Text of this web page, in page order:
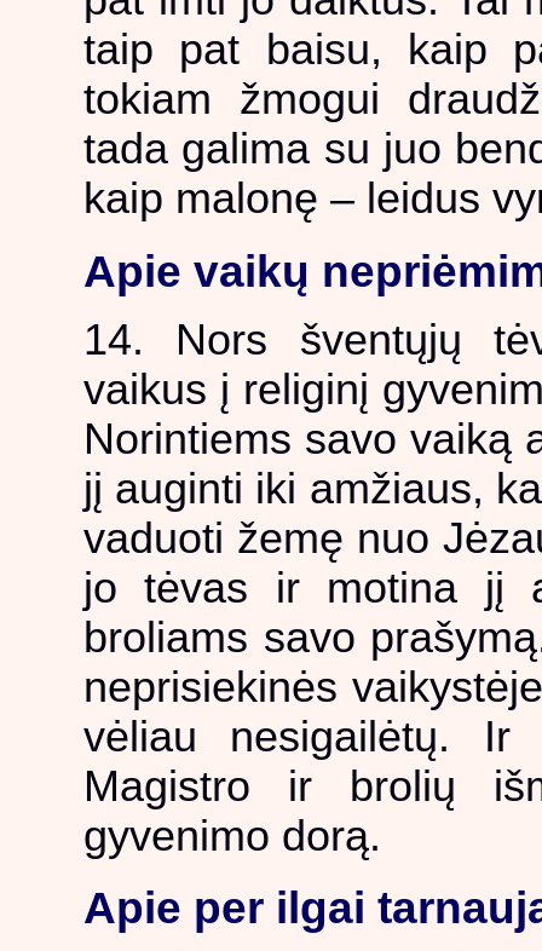
taip pat baisu, kaip
tokiam žmogui
tada galima su juo
kaip malonę – leidus
Apie vaikų
14. Nors šventųjų
vaikus į religinį
Norintiems savo vaiką
jį auginti iki amžiaus,
vaduoti žemę nuo
jo tėvas ir motina jį
broliams savo
neprisiekinės
vėliau nesigailėtų.
Magistro ir brolių
gyvenimo dorą.
Apie per ilgai